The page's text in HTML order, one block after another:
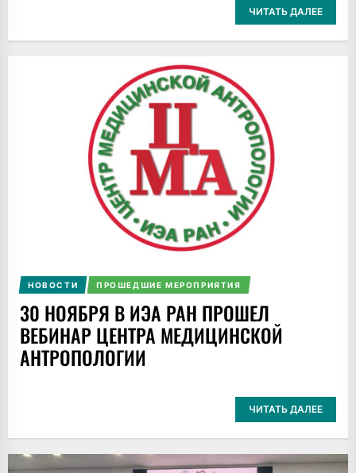
ЧИТАТЬ ДАЛЕЕ
НОВОСТИ ПРОШЕДШИЕ МЕРОПРИЯТИЯ
30 НОЯБРЯ В ИЭА РАН ПРОШЕЛ
ВЕБИНАР ЦЕНТРА МЕДИЦИНСКОЙ
АНТРОПОЛОГИИ
ЧИТАТЬ ДАЛЕЕ